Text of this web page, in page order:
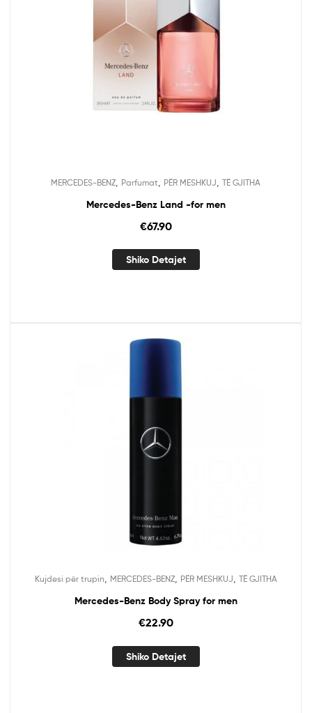
MERCEDES-BENZ Parfumat PËR MESHKUJ TË GJITHA
Mercedes-Benz Land -for men
€67.90
Shiko Detajet
Kujdesi për trupin MERCEDES-BENZ, PËR MESHKUJ TË GJITHA
Mercedes-Benz Body Spray for men
€22.90
Shiko Detajet